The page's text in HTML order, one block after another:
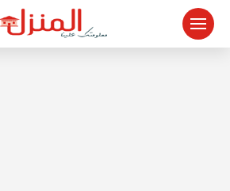
التجاوز
المحتوى